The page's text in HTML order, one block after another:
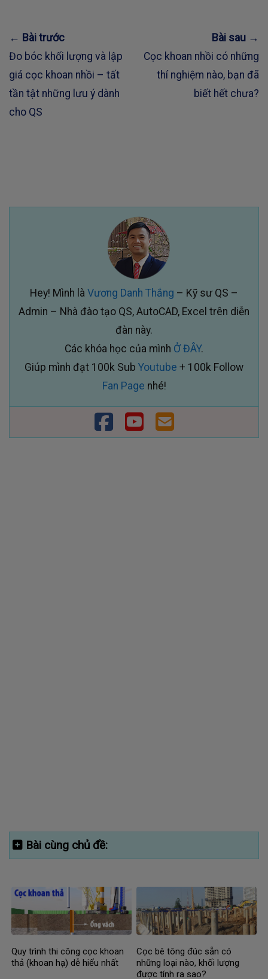
← Bài trước
Đo bóc khối lượng và lập
giá cọc khoan nhồi – tất
tần tật những lưu ý dành
cho QS
Bài sau →
Cọc khoan nhồi có những
thí nghiệm nào, bạn đã
biết hết chưa?
Hey! Mình là Vương Danh Thắng – Kỹ sư QS –
Admin – Nhà đào tạo QS, AutoCAD, Excel trên diễn
đàn này.
Các khóa học của mình Ở ĐÂY.
Giúp mình đạt 100k Sub Youtube + 100k Follow
Fan Page nhé!
Bài cùng chủ đề:
Quy trình thi công cọc khoan
thả (khoan hạ) dễ hiểu nhất
Cọc bê tông đúc sẵn có
những loại nào, khối lượng
được tính ra sao?